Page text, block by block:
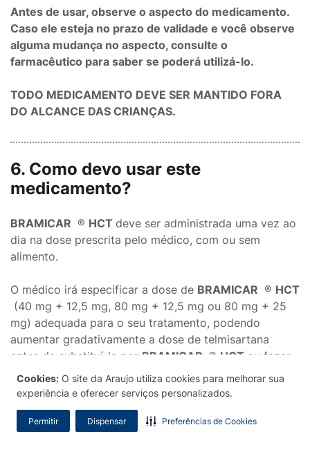
Cookies: O site da Araujo utiliza cookies para melhorar sua
experiência e oferecer serviços personalizados.
Permitir Dispensar Preferências de Cookies
Antes de usar, observe o aspecto do medicamento.
Caso ele esteja no prazo de validade e você observe
alguma mudança no aspecto, consulte o
farmacêutico para saber se poderá utilizá-lo.
TODO MEDICAMENTO DEVE SER MANTIDO FORA
DO ALCANCE DAS CRIANÇAS.
6. Como devo usar este
medicamento?
BRAMICAR ® HCT deve ser administrada uma vez ao
dia na dose prescrita pelo médico, com ou sem
alimento.
O médico irá especificar a dose de BRAMICAR ® HCT
(40 mg + 12,5 mg, 80 mg + 12,5 mg ou 80 mg + 25
mg) adequada para o seu tratamento, podendo
aumentar gradativamente a dose de telmisartana
antes de substituí-la por BRAMICAR ® HCT ou fazer
a troca direta da monoterapia pela
BRAMICAR
HCT.
pressão arterial não esteja adequadamente controlada